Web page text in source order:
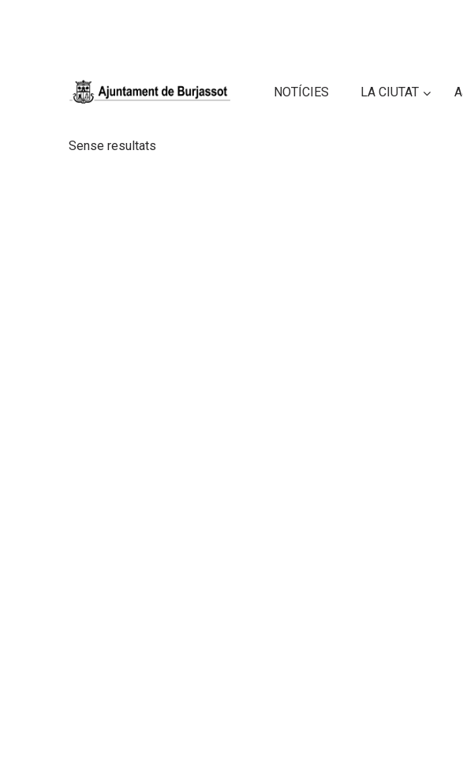
NOTÍCIES LA CIUTAT
Sense resultats